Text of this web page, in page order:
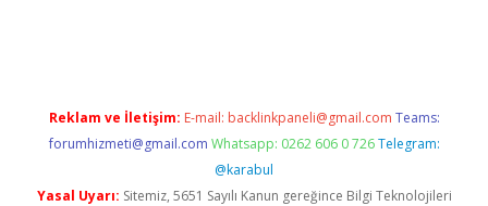
Reklam ve İletişim: E-mail: backlinkpaneli@gmail.com Teams:
forumhizmeti@gmail.com Whatsapp: 0262 606 0 726 Telegram:
@karabul
Yasal Uyarı: Sitemiz, 5651 Sayılı Kanun gereğince Bilgi Teknolojileri